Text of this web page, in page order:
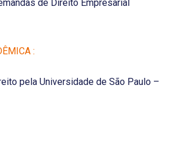
de Direito Empresarial
:
pela Universidade de São Paulo –